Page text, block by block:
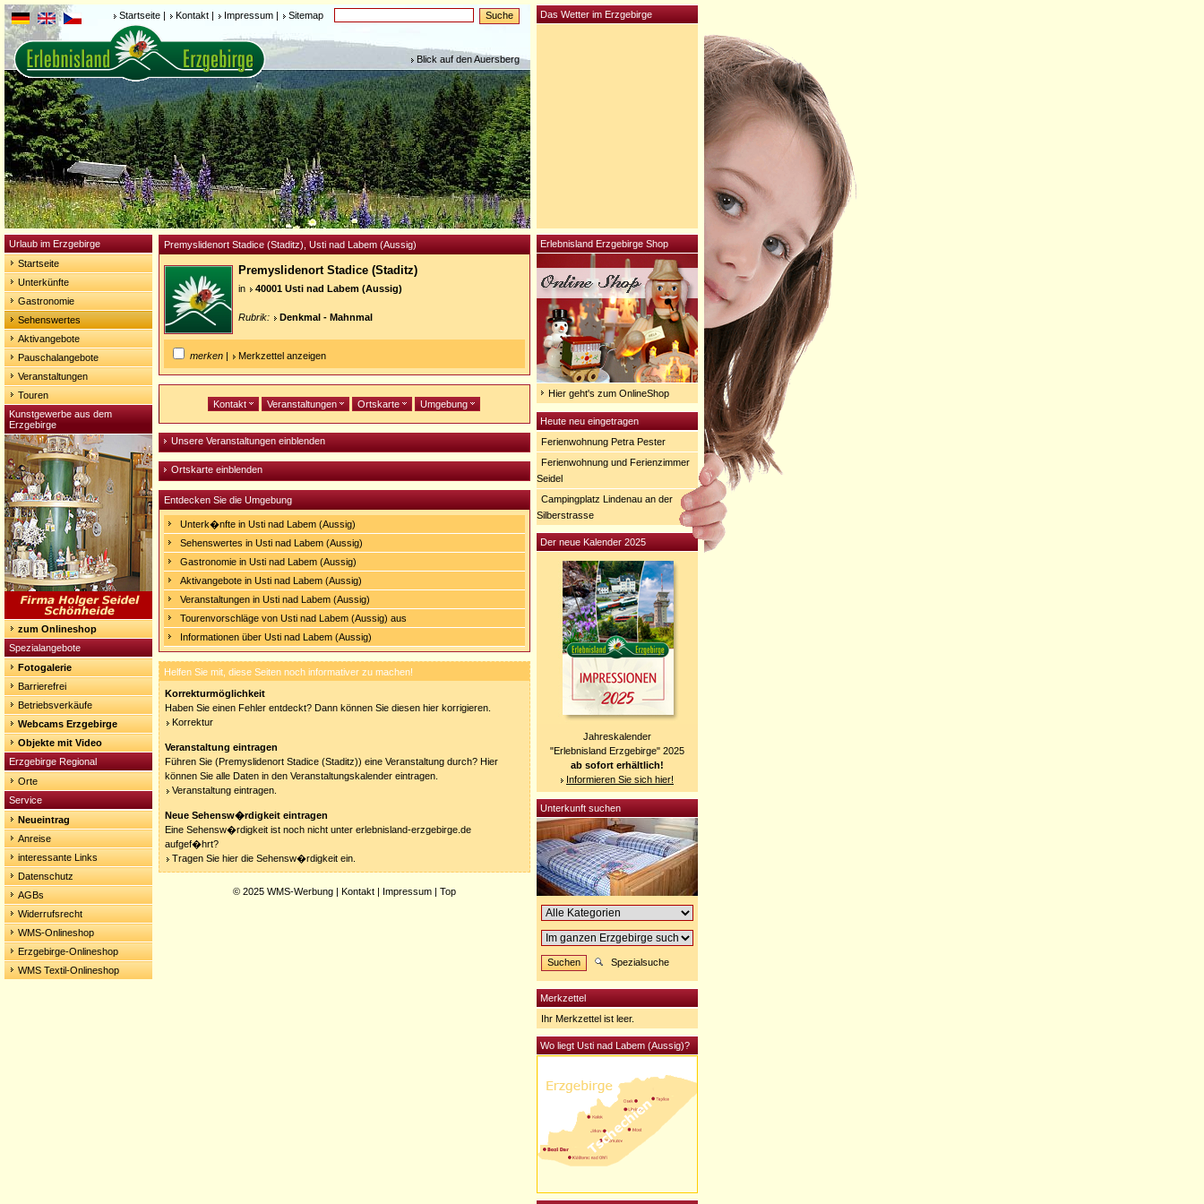
Startseite | Kontakt | Impressum | Sitemap
Blick auf den Auersberg
Urlaub im Erzgebirge
Startseite
Unterkünfte
Gastronomie
Sehenswertes
Aktivangebote
Pauschalangebote
Veranstaltungen
Touren
Kunstgewerbe aus dem
Erzgebirge
zum Onlineshop
Spezialangebote
Fotogalerie
Barrierefrei
Betriebsverkäufe
Webcams Erzgebirge
Objekte mit Video
Erzgebirge Regional
Orte
Service
Neueintrag
Anreise
interessante Links
Datenschutz
AGBs
Widerrufsrecht
WMS-Onlineshop
Erzgebirge-Onlineshop
WMS Textil-Onlineshop
Premyslidenort Stadice (Staditz), Usti nad Labem (Aussig)
Premyslidenort Stadice (Staditz)
in 40001 Usti nad Labem (Aussig)
Rubrik: Denkmal - Mahnmal
merken | Merkzettel anzeigen
Kontakt Veranstaltungen Ortskarte Umgebung
Unsere Veranstaltungen einblenden
Ortskarte einblenden
Entdecken Sie die Umgebung
Unterk�nfte in Usti nad Labem (Aussig)
Sehenswertes in Usti nad Labem (Aussig)
Gastronomie in Usti nad Labem (Aussig)
Aktivangebote in Usti nad Labem (Aussig)
Veranstaltungen in Usti nad Labem (Aussig)
Tourenvorschläge von Usti nad Labem (Aussig) aus
Informationen über Usti nad Labem (Aussig)
Helfen Sie mit, diese Seiten noch informativer zu machen!
Korrekturmöglichkeit
Haben Sie einen Fehler entdeckt? Dann können Sie diesen hier korrigieren.
Korrektur
Veranstaltung eintragen
Führen Sie (Premyslidenort Stadice (Staditz)) eine Veranstaltung durch? Hier
können Sie alle Daten in den Veranstaltungskalender eintragen.
Veranstaltung eintragen.
Neue Sehensw�rdigkeit eintragen
Eine Sehensw�rdigkeit ist noch nicht unter erlebnisland-erzgebirge.de
aufgef�hrt?
Tragen Sie hier die Sehensw�rdigkeit ein.
© 2025 WMS-Werbung | Kontakt | Impressum | Top
Erlebnisland Erzgebirge Shop
Hier geht's zum OnlineShop
Heute neu eingetragen
Ferienwohnung Petra Pester
Ferienwohnung und Ferienzimmer
Seidel
Campingplatz Lindenau an der
Silberstrasse
Der neue Kalender 2025
Jahreskalender
"Erlebnisland Erzgebirge" 2025
ab sofort erhältlich!
Informieren Sie sich hier!
Unterkunft suchen
Spezialsuche
Merkzettel
Ihr Merkzettel ist leer.
Wo liegt Usti nad Labem (Aussig)?
Das Wetter im Erzgebirge